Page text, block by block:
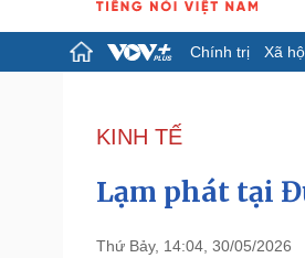
Chính trị Xã
Đảng
Tổ chức nhân sự
Nhận diện sự thật
KINH TẾ
Lạm phát tại
Thứ Bảy, 14:04, 30/05/2026